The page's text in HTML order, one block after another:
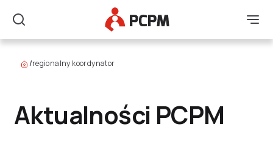
Szukaj
Główne Logo
/regionalny koordynator
Aktualności PCPM